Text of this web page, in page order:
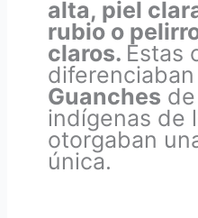
alta, piel
rubio o
claros. Estas
diferenciaban
Guanches
indígenas de
otorgaban
única.